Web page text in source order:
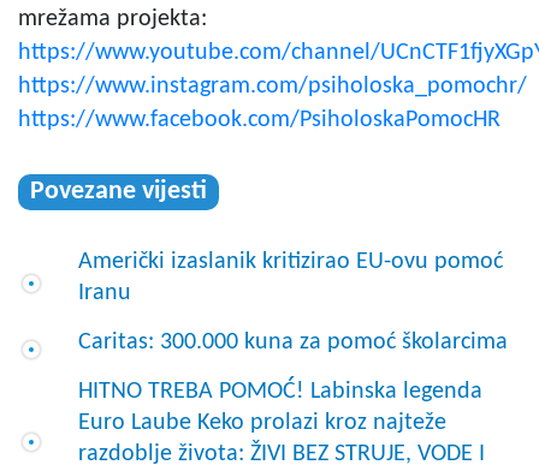
mrežama projekta:
https://www.youtube.com/channel/
https://www.instagram.com/psiholoska_pomochr/
https://www.facebook.com/PsiholoskaPomocHR
Povezane vijesti
Američki izaslanik kritizirao EU-ovu pomoć
Iranu
Caritas: 300.000 kuna za pomoć školarcima
HITNO TREBA POMOĆ! Labinska legenda
Euro Laube Keko prolazi kroz najteže
razdoblje života: ŽIVI BEZ STRUJE, VODE I